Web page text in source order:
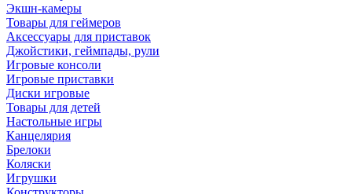
Экшн-камеры
Товары для геймеров
Аксессуары для приставок
Джойстики, геймпады, рули
Игровые консоли
Игровые приставки
Диски игровые
Товары для детей
Настольные игры
Канцелярия
Брелоки
Коляски
Игрушки